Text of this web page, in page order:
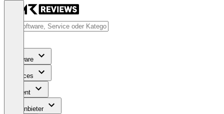
Software
Services
Content
Für Anbieter